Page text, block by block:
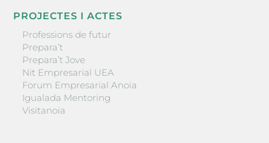
PROJECTES I ACTES
Professions de futur
Prepara’t
Prepara’t Jove
Nit Empresarial UEA
Forum Empresarial Anoia
Igualada Mentoring
Visitanoia